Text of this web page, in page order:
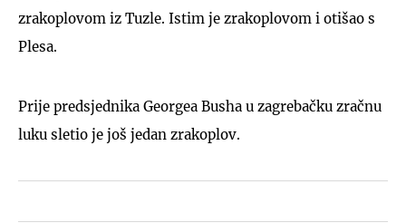
zrakoplovom iz Tuzle. Istim je zrakoplovom i otišao s
Plesa.
Prije predsjednika Georgea Busha u zagrebačku zračnu
luku sletio je još jedan zrakoplov.